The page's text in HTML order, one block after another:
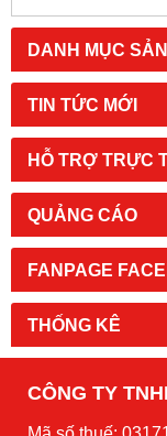
DANH MỤC
TIN TỨC MỚI
HỖ TRỢ TRỰC
QUẢNG CÁO
FANPAGE
THỐNG KÊ
CÔNG TY